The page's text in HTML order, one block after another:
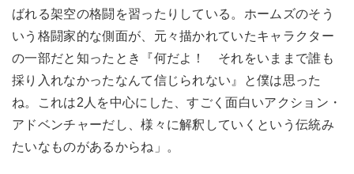
ばれる架空の格闘を習ったりしている。ホームズのそう
いう格闘家的な側面が、元々描かれていたキャラクター
の一部だと知ったとき『何だよ！ それをいままで誰も
採り入れなかったなんて信じられない』と僕は思った
ね。これは2人を中心にした、すごく面白いアクション・
アドベンチャーだし、様々に解釈していくという伝統み
たいなものがあるからね」。